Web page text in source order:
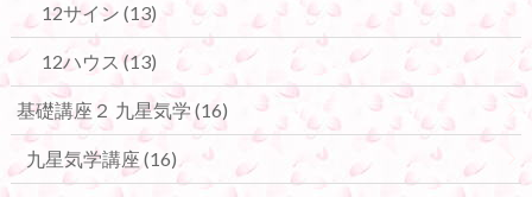
12サイン (13)
12ハウス(13)
基礎講座２ 九星気学 (16)
九星気学講座 (16)